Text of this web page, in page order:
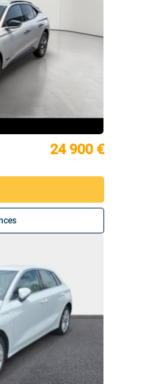
24 900 €